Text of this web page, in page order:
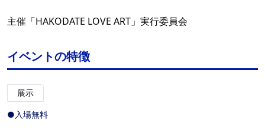
主催「HAKODATE LOVE ART」実行委員会
イベントの特徴
展示
●入場無料